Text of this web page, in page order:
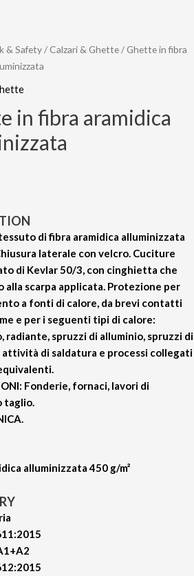
& Safety/Calzari & Ghette/ Ghette in fibra
in fibra aramidica
di fibra aramidica alluminizzata
laterale con velcro. Cuciture
di Kevlar 50/3, con cinghietta che
alla scarpa applicata. Protezione per
a fonti di calore, da brevi contatti
e per i seguenti tipi di calore:
radiante, spruzzi di alluminio, spruzzi di
di saldatura e processi collegati
Fonderie, fornaci, lavori di
taglio.
alluminizzata 450 g/m²